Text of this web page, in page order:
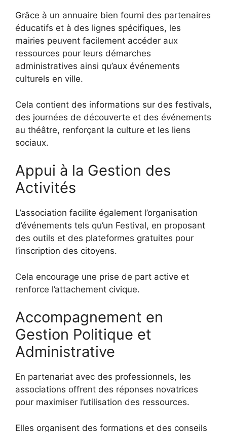
Grâce à un annuaire bien fourni des partenaires
éducatifs et à des lignes spécifiques, les
mairies peuvent facilement accéder aux
ressources pour leurs démarches
administratives ainsi qu’aux événements
culturels en ville.
Cela contient des informations sur des festivals,
des journées de découverte et des événements
au théâtre, renforçant la culture et les liens
sociaux.
Appui à la Gestion des
Activités
L’association facilite également l’organisation
d’événements tels qu’un Festival, en proposant
des outils et des plateformes gratuites pour
l’inscription des citoyens.
Cela encourage une prise de part active et
renforce l’attachement civique.
Accompagnement en
Gestion Politique et
Administrative
En partenariat avec des professionnels, les
associations offrent des réponses novatrices
pour maximiser l’utilisation des ressources.
Elles organisent des formations et des conseils